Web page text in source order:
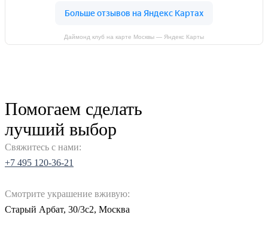
Даймонд клуб на карте Москвы — Яндекс Карты
Помогаем сделать
лучший выбор
Свяжитесь с нами:
+7 495 120-36-21
Смотрите украшение вживую:
Старый Арбат, 30/3с2, Москва